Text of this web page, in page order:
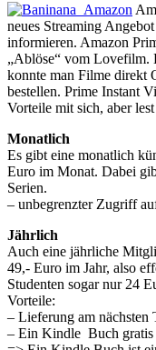
neues Streaming
informieren. Amazon
„Ablöse“ vom Lovefilm.
konnte man Filme direkt
bestellen. Prime Instant
Vorteile mit sich, aber lest
Monatlich
Es gibt eine monatlich
Euro im Monat. Dabei
Serien.
– unbegrenzter Zugriff
Jährlich
Auch eine jährliche
49,- Euro im Jahr, also
Studenten sogar nur 24
Vorteile:
– Lieferung am nächsten
– Ein Kindle Buch gratis